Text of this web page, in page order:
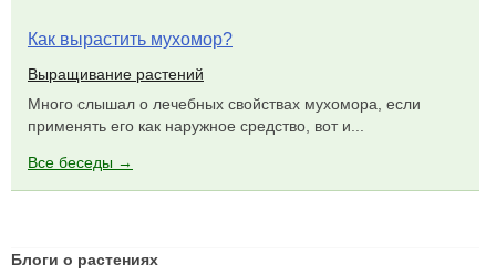
Как вырастить мухомор?
Выращивание растений
Много слышал о лечебных свойствах мухомора, если
применять его как наружное средство, вот и...
Все беседы →
Блоги о растениях